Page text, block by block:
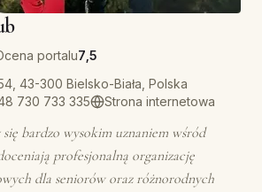
portalu7,5
43-300 Bielsko-Biała, Polska
730 733 335 Strona internetowa
się bardzo wysokim uznaniem wśród
profesjonalną organizację
dla seniorów oraz różnorodnych